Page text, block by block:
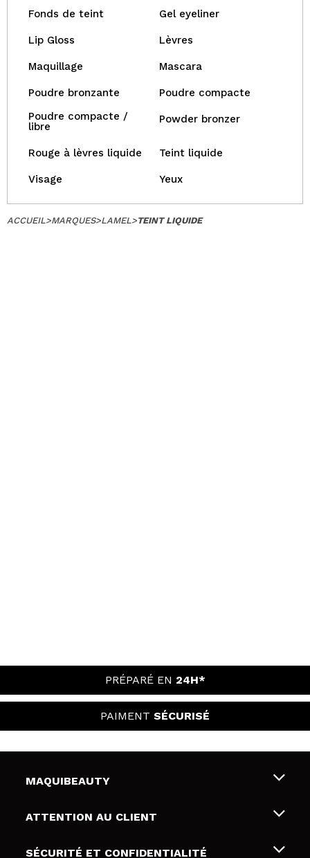
Fonds de teint Gel eyeliner
Lip Gloss Lèvres
Maquillage Mascara
Poudre bronzante
Poudre compacte
Poudre compacte /
libre
Powder bronzer
Rouge à lèvres liquide Teint liquide
Visage Yeux
ACCUEIL>MARQUES>LAMEL>TEINT LIQUIDE
PRÉPARÉ EN 24H*
PAIMENT SÉCURISÉ
MAQUIBEAUTY
Qui sommes nous
Cartes-cadeaux
ATTENTION AU CLIENT
Livraison & retour
SÉCURITÉ ET CONFIDENTIALITÉ